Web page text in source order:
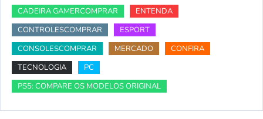
CADEIRA GAMERCOMPRAR
ENTENDA
CONTROLESCOMPRAR
ESPORT
CONSOLESCOMPRAR
MERCADO
CONFIRA
TECNOLOGIA
PC
PS5: COMPARE OS MODELOS ORIGINAL